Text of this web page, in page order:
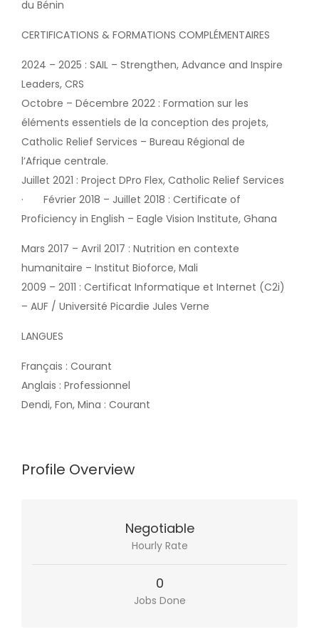
du Bénin
CERTIFICATIONS & FORMATIONS COMPLÉMENTAIRES
2024 – 2025 : SAIL – Strengthen, Advance and Inspire
Leaders, CRS
Octobre – Décembre 2022 : Formation sur les
éléments essentiels de la conception des projets,
Catholic Relief Services – Bureau Régional de
l’Afrique centrale.
Juillet 2021 : Project DPro Flex, Catholic Relief Services
· Février 2018 – Juillet 2018 : Certificate of
Proficiency in English – Eagle Vision Institute, Ghana
Mars 2017 – Avril 2017 : Nutrition en contexte
humanitaire – Institut Bioforce, Mali
2009 – 2011 : Certificat Informatique et Internet (C2i)
– AUF / Université Picardie Jules Verne
LANGUES
Français : Courant
Anglais : Professionnel
Dendi, Fon, Mina : Courant
Profile Overview
Negotiable
Hourly Rate
0
Jobs Done